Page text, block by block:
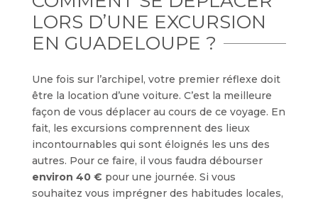
LORS D’UNE EXCURSION
EN GUADELOUPE ?
Une fois sur l’archipel, votre premier réflexe doit
être la location d’une voiture. C’est la meilleure
façon de vous déplacer au cours de ce voyage. En
fait, les excursions comprennent des lieux
incontournables qui sont éloignés les uns des
autres. Pour ce faire, il vous faudra débourser
environ 40 € pour une journée. Si vous
souhaitez vous imprégner des habitudes locales,